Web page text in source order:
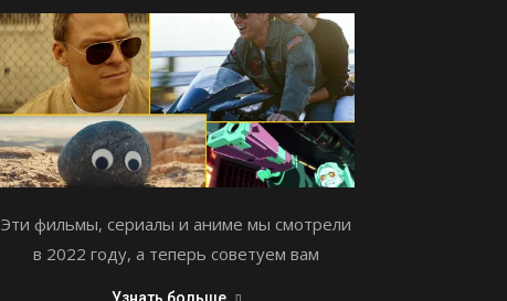
Эти фильмы, сериалы и аниме мы смотрели
в 2022 году, а теперь советуем вам